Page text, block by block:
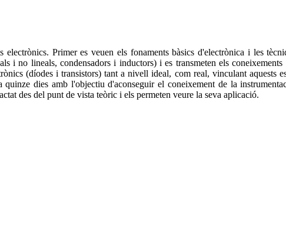
Primer es veuen els fonaments bàsics d'electrònica i les
i no lineals, condensadors i inductors) i es transmeten els
(díodes i transistors) tant a nivell ideal, com real, vinculant aquests
quinze dies amb l'objectiu d'aconseguir el coneixement de la
des del punt de vista teòric i els permeten veure la seva aplicació.